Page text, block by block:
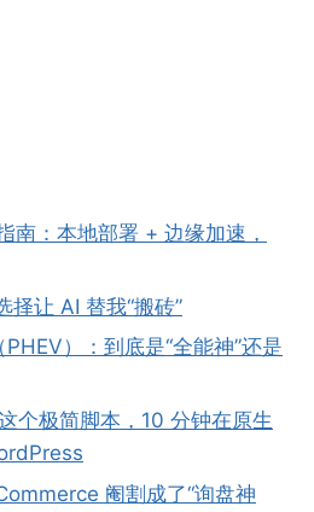
南：本地部署 + 边缘加速，
择让 AI 替我“搬砖”
PHEV）：到底是“全能神”还是
个极简脚本，10 分钟在原生
阉割成了“询盘神